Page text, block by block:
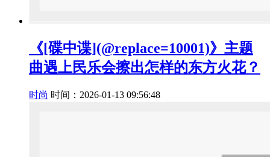
《[碟中谍](@replace=10001)》主题
曲遇上民乐会擦出怎样的东方火花？
时尚 时间：2026-01-13 09:56:48